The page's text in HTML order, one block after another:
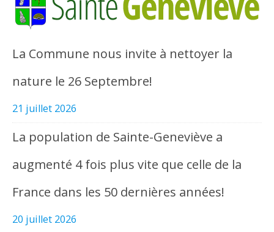
La Commune nous invite à nettoyer la
nature le 26 Septembre!
21 juillet 2026
La population de Sainte-Geneviève a
augmenté 4 fois plus vite que celle de la
France dans les 50 dernières années!
20 juillet 2026